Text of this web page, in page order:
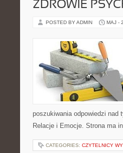
ZDROWIE
POSTED BY ADMIN MAJ -
poszukiwania odpowiedzi nad
Relacje i Emocje. Strona ma
CATEGORIES: CZYTELNICY